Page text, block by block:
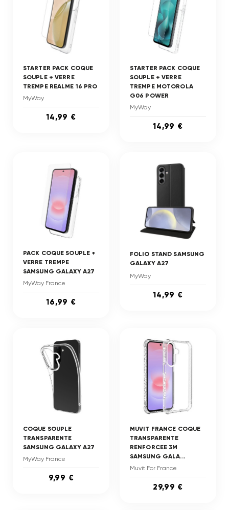
STARTER PACK COQUE
SOUPLE + VERRE
TREMPE REALME 16 PRO
MyWay
14,99 €
STARTER PACK COQUE
SOUPLE + VERRE
TREMPE MOTOROLA
G06 POWER
MyWay
14,99 €
PACK COQUE SOUPLE +
VERRE TREMPE
SAMSUNG GALAXY A27
MyWay France
16,99 €
FOLIO STAND SAMSUNG
GALAXY A27
MyWay
14,99 €
COQUE SOUPLE
TRANSPARENTE
SAMSUNG GALAXY A27
MyWay France
9,99 €
MUVIT FRANCE COQUE
TRANSPARENTE
RENFORCEE 3M
SAMSUNG GALA...
Muvit For France
29,99 €